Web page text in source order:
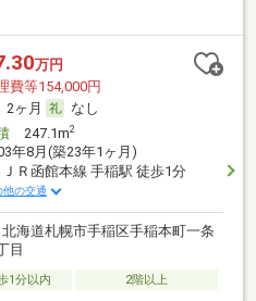
万円
費等154,000円
2ヶ月
なし
247.1m2
年8月(築23年1ヶ月)
ＪＲ函館本線 手稲駅 徒歩1分
他の交通
北海道札幌市手稲区手稲本町一条
目
1分以内 2階以上